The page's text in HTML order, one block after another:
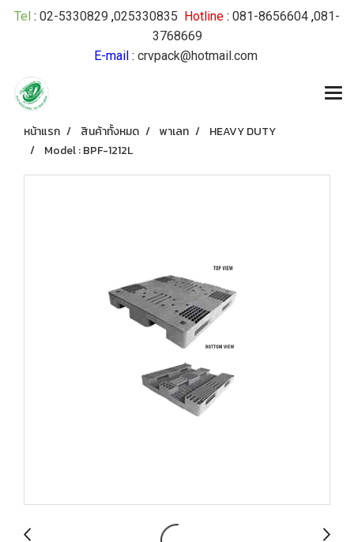
Tel : 02-5330829 ,025330835 Hotline : 081-8656604 ,081-
3768669
E-mail: crvpack@hotmail.com
หน้าแรก สินค้าทั้งหมด พาเลท
HEAVY DUTY
Model : BPF-1212L